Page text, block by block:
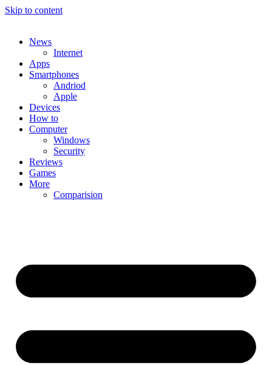
Skip to content
News
Internet
Apps
Smartphones
Andriod
Apple
Devices
How to
Computer
Windows
Security
Reviews
Games
More
Comparision